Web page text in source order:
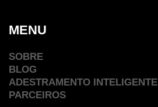
MENU
SOBRE
BLOG
ADESTRAMENTO INTELIGENTE
PARCEIROS